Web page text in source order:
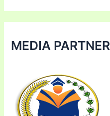
MEDIA PARTNER